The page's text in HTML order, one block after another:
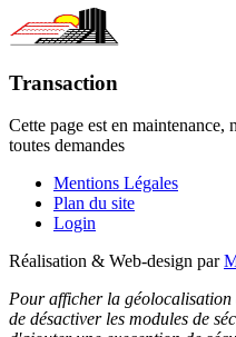
Transaction
Cette page est en maintenance,
toutes demandes
Mentions Légales
Plan du site
Login
Réalisation & Web-design par
Pour afficher la
de désactiver les modules de